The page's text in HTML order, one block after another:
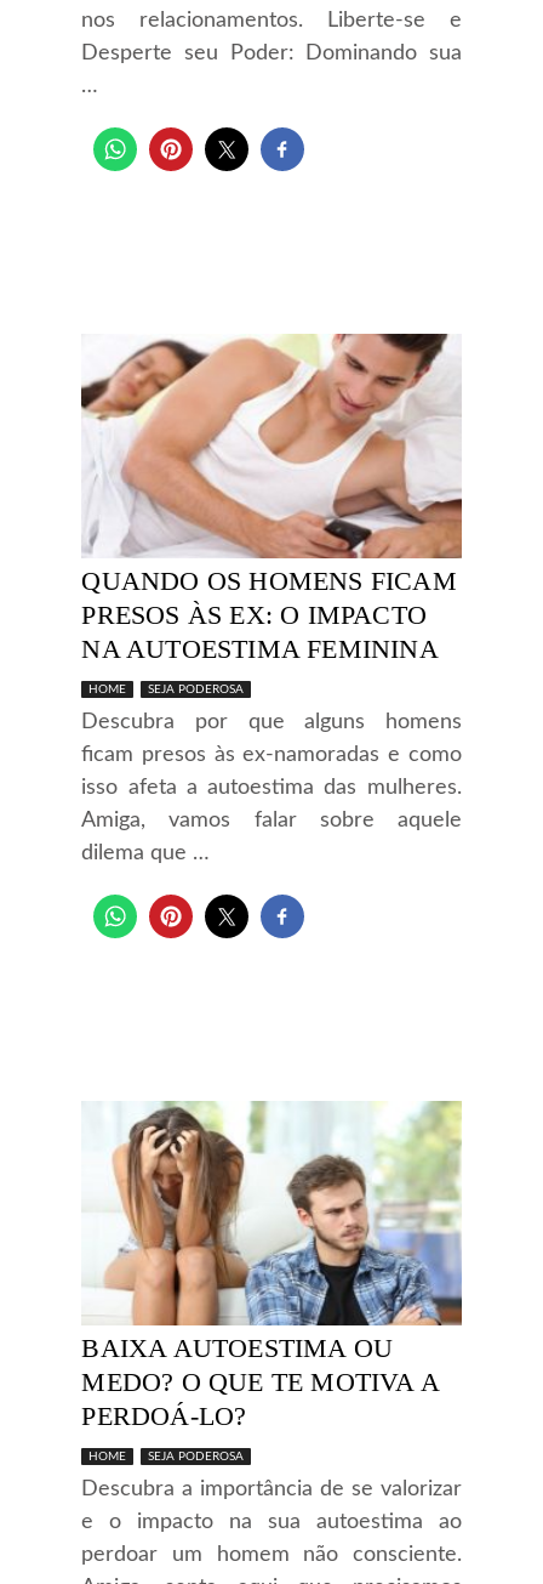
nos relacionamentos. Liberte-se e
Desperte seu Poder: Dominando sua
…
QUANDO OS HOMENS FICAM
PRESOS ÀS EX: O IMPACTO
NA AUTOESTIMA FEMININA
HOME SEJA PODEROSA
Descubra por que alguns homens
ficam presos às ex-namoradas e como
isso afeta a autoestima das mulheres.
Amiga, vamos falar sobre aquele
dilema que …
BAIXA AUTOESTIMA OU
MEDO? O QUE TE MOTIVA A
PERDOÁ-LO?
HOME SEJA PODEROSA
Descubra a importância de se valorizar
e o impacto na sua autoestima ao
perdoar um homem não consciente.